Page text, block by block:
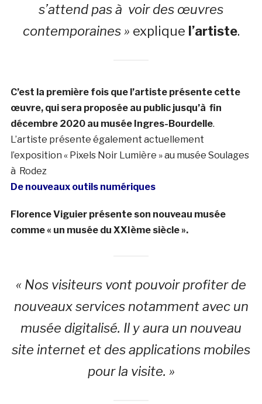
s’attend pas à voir des œuvres
contemporaines » explique l’artiste.
C’est la première fois que l’artiste présente cette
œuvre, qui sera proposée au public jusqu’à fin
décembre 2020 au musée Ingres-Bourdelle.
L’artiste présente également actuellement
l’exposition « Pixels Noir Lumière » au musée Soulages
à Rodez
De nouveaux outils numériques
Florence Viguier présente son nouveau musée
comme « un musée du XXIème siècle ».
« Nos visiteurs vont pouvoir profiter de
nouveaux services notamment avec un
musée digitalisé. Il y aura un nouveau
site internet et des applications mobiles
pour la visite. »